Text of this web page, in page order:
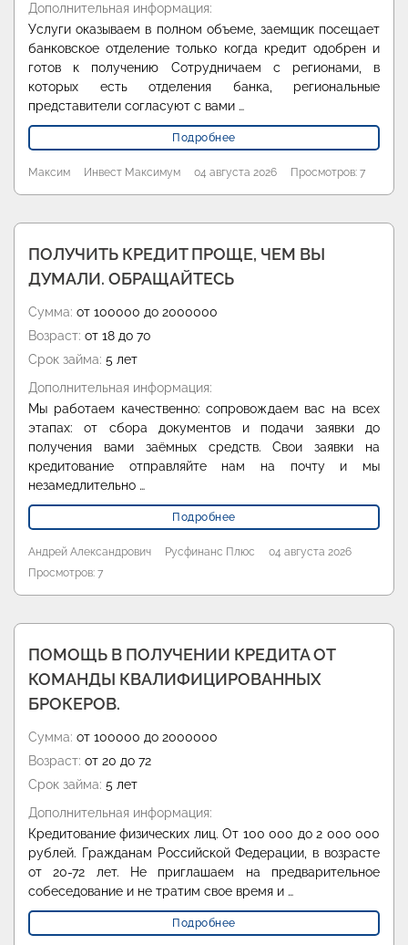
Дополнительная информация:
Услуги оказываем в полном объеме, заемщик посещает
банковское отделение только когда кредит одобрен и
готов к получению Сотрудничаем с регионами, в
которых есть отделения банка, региональные
представители согласуют с вами …
Подробнее
Максим Инвест Максимум 04 августа 2026 Просмотров: 7
ПОЛУЧИТЬ КРЕДИТ ПРОЩЕ, ЧЕМ ВЫ
ДУМАЛИ. ОБРАЩАЙТЕСЬ
Сумма: от 100000 до 2000000
Возраст: от 18 до 70
Срок займа: 5 лет
Дополнительная информация:
Мы работаем качественно: сопровождаем вас на всех
этапах: от сбора документов и подачи заявки до
получения вами заёмных средств. Свои заявки на
кредитование отправляйте нам на почту и мы
незамедлительно …
Подробнее
Андрей Александрович Русфинанс Плюс
04 августа 2026
Просмотров: 7
ПОМОЩЬ В ПОЛУЧЕНИИ КРЕДИТА ОТ
КОМАНДЫ КВАЛИФИЦИРОВАННЫХ
БРОКЕРОВ.
Сумма: от 100000 до 2000000
Возраст: от 20 до 72
Срок займа: 5 лет
Дополнительная информация:
Кредитование физических лиц. От 100 000 до 2 000 000
рублей. Гражданам Российской Федерации, в возрасте
от 20-72 лет. Не приглашаем на предварительное
собеседование и не тратим свое время и …
Подробнее